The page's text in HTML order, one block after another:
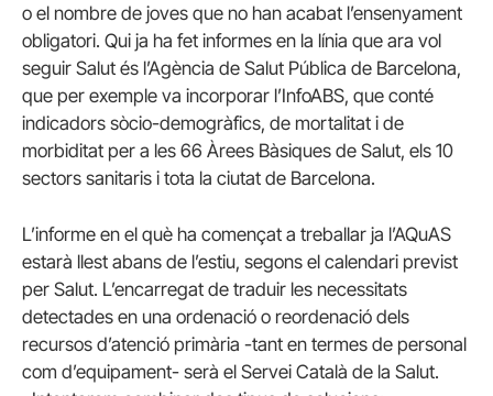
o el nombre de joves que no han acabat l’ensenyament
obligatori. Qui ja ha fet informes en la línia que ara vol
seguir Salut és l’Agència de Salut Pública de Barcelona,
que per exemple va incorporar l’InfoABS, que conté
indicadors sòcio-demogràfics, de mortalitat i de
morbiditat per a les 66 Àrees Bàsiques de Salut, els 10
sectors sanitaris i tota la ciutat de Barcelona.
L’informe en el què ha començat a treballar ja l’AQuAS
estarà llest abans de l’estiu, segons el calendari previst
per Salut. L’encarregat de traduir les necessitats
detectades en una ordenació o reordenació dels
recursos d’atenció primària -tant en termes de personal
com d’equipament- serà el Servei Català de la Salut.